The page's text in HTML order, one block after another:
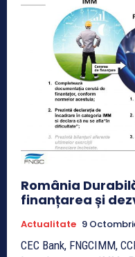
România
finanțarea și
Actualitate 9
CEC Bank, FNGCIMM,